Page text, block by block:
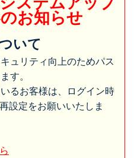
お知らせ
いて
ュリティ向上のためパス
す。
るお客様は、ログイン時
設定をお願いいたしま